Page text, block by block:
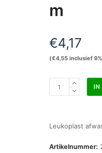
m
€4,17
(€4,55 inclusief
Leukoplast
afwasbaar
x
m
IN
Leukoplast
Artikelnummer: